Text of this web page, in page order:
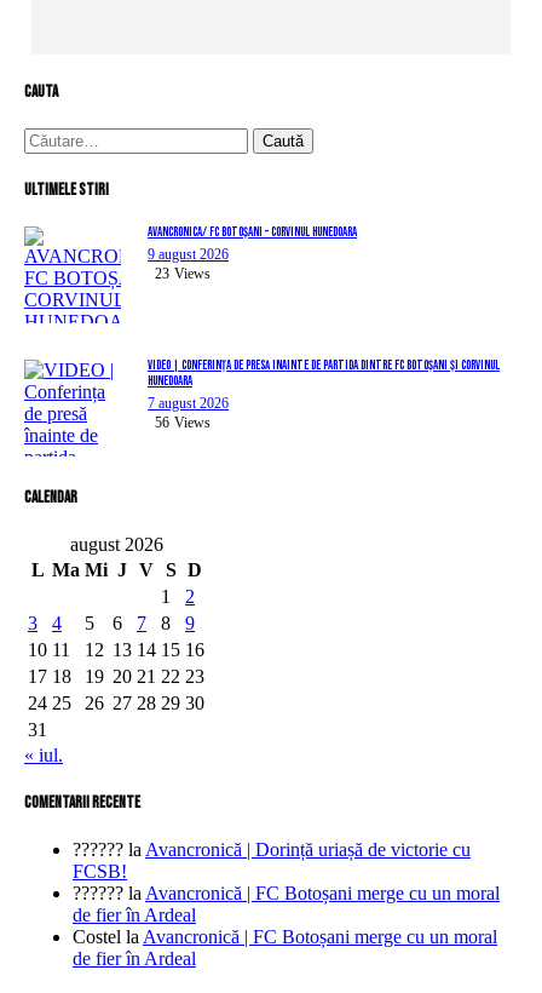
cauta
Caută
după:
Ultimele stiri
AVANCRONICA/ FC BOTOȘANI – CORVINUL HUNEDOARA
9 august 2026
23 Views
VIDEO | Conferința de presă înainte de partida dintre FC Botoșani și Corvinul
Hunedoara
7 august 2026
56 Views
Calendar
august 2026
L Ma Mi J V S D
1
2
3
4 5 6 7 8
9
10 11 12 13 14 15 16
17 18 19 20 21 22 23
24 25 26 27 28 29 30
31
« iul.
comentarii recente
?????? la Avancronică | Dorință uriașă de victorie cu
FCSB!
?????? la Avancronică | FC Botoșani merge cu un moral
de fier în Ardeal
Costel la Avancronică | FC Botoșani merge cu un moral
de fier în Ardeal